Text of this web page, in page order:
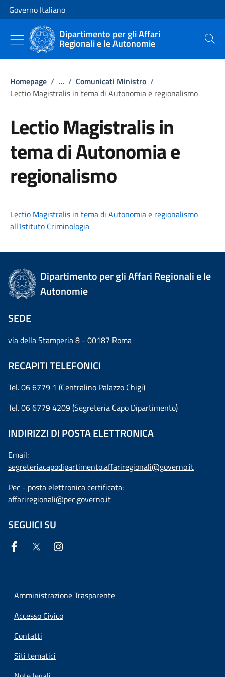
Vai al contenuto
Vai alla navigazione del sito
Governo Italiano
Dipartimento per gli Affari
Regionali e le Autonomie Cerca
Homepage / ... / Comunicati Ministro /
Lectio Magistralis in tema di Autonomia e regionalismo
Lectio Magistralis in
tema di Autonomia e
regionalismo
Lectio Magistralis in tema di Autonomia e regionalismo
all'Istituto Criminologia
Dipartimento per gli Affari Regionali e le
Autonomie
SEDE
via della Stamperia 8 - 00187 Roma
RECAPITI TELEFONICI
Tel. 06 6779 1 (Centralino Palazzo Chigi)
Tel. 06 6779 4209 (Segreteria Capo Dipartimento)
INDIRIZZI DI POSTA ELETTRONICA
Email:
segreteriacapodipartimento.affariregionali@governo.it
Pec - posta elettronica certificata:
affariregionali@pec.governo.it
SEGUICI SU
Amministrazione Trasparente
Accesso Civico
Contatti
Siti tematici